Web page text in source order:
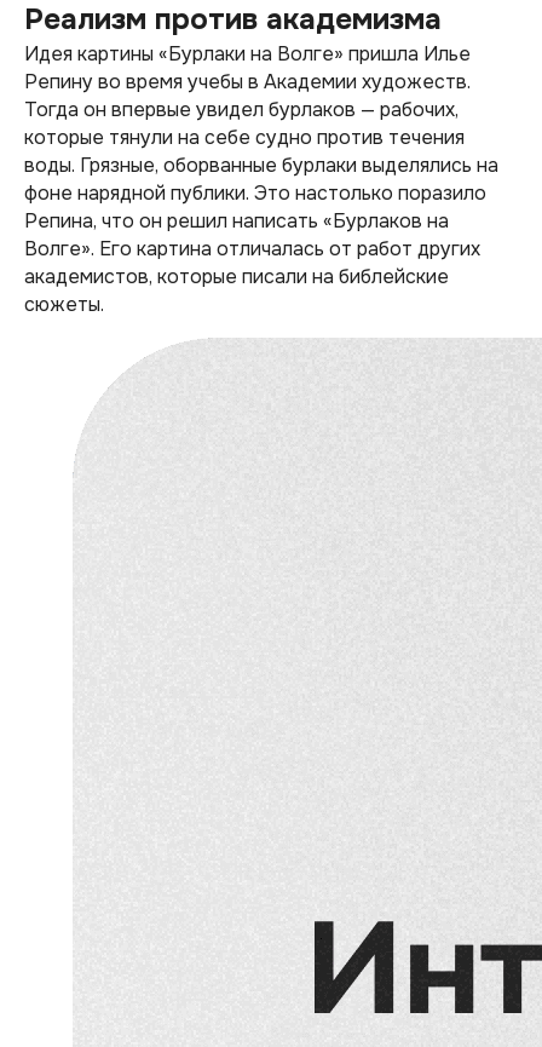
Реализм против академизма
Идея картины «Бурлаки на Волге» пришла Илье
Репину во время учебы в Академии художеств.
Тогда он впервые увидел бурлаков — рабочих,
которые тянули на себе судно против течения
воды. Грязные, оборванные бурлаки выделялись на
фоне нарядной публики. Это настолько поразило
Репина, что он решил написать «Бурлаков на
Волге». Его картина отличалась от работ других
академистов, которые писали на библейские
сюжеты.